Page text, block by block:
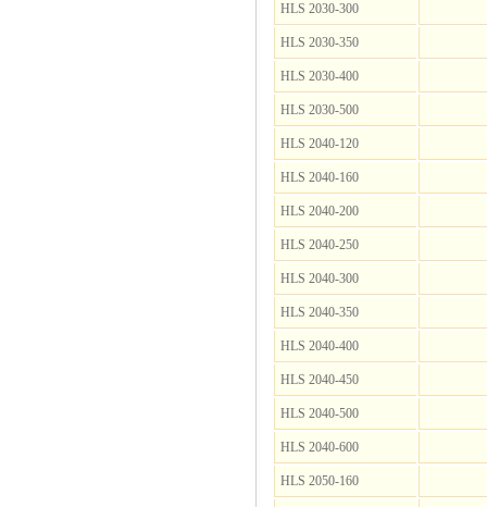
HLS 2030-300
HLS 2030-350
HLS 2030-400
HLS 2030-500
HLS 2040-120
HLS 2040-160
HLS 2040-200
HLS 2040-250
HLS 2040-300
HLS 2040-350
HLS 2040-400
HLS 2040-450
HLS 2040-500
HLS 2040-600
HLS 2050-160